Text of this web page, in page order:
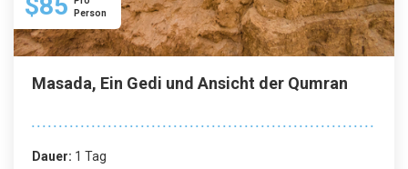
Person
Masada, Ein Gedi und Ansicht der Qumran
Dauer: 1 Tag